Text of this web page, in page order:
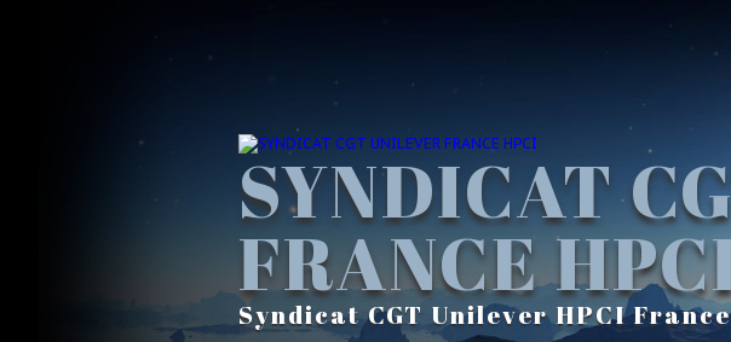
SYNDICAT
FRANCE
Syndicat CGT Unilever HPCI France